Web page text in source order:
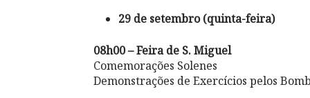
29 de setembro (quinta-feira)
08h00 – Feira de S. Miguel
Comemorações Solenes
Demonstrações de Exercícios pelos